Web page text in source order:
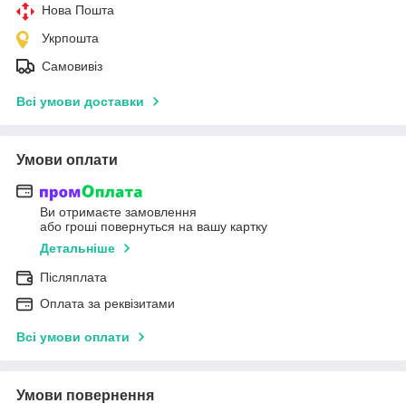
Нова Пошта
Укрпошта
Самовивіз
Всі умови доставки
Умови оплати
Ви отримаєте замовлення
або гроші повернуться на вашу картку
Детальніше
Післяплата
Оплата за реквізитами
Всі умови оплати
Умови повернення